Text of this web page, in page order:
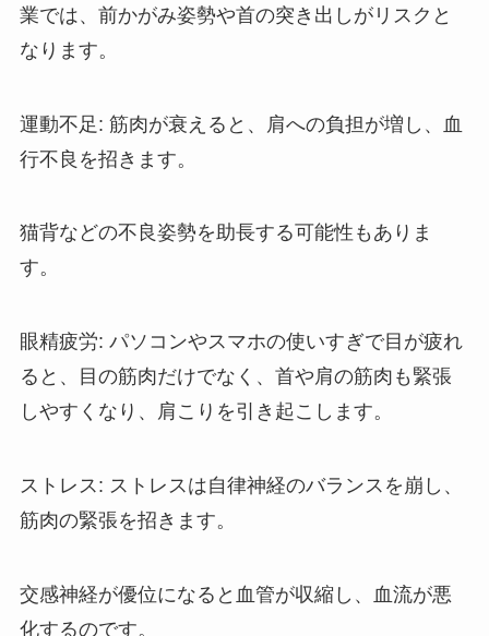
業では、前かがみ姿勢や首の突き出しがリスクと
なります。
運動不足: 筋肉が衰えると、肩への負担が増し、血
行不良を招きます。
猫背などの不良姿勢を助長する可能性もありま
す。
眼精疲労: パソコンやスマホの使いすぎで目が疲れ
ると、目の筋肉だけでなく、首や肩の筋肉も緊張
しやすくなり、肩こりを引き起こします。
ストレス: ストレスは自律神経のバランスを崩し、
筋肉の緊張を招きます。
交感神経が優位になると血管が収縮し、血流が悪
化するのです。